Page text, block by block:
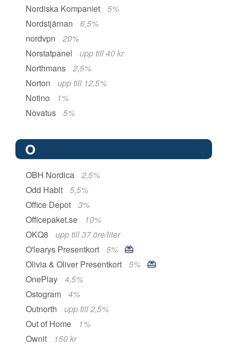
Nordiska Kompaniet
5%
Nordstjärnan
6,5%
nordvpn
20%
Norstatpanel
upp till 40 kr
Northmans
2,5%
Norton
upp till 12,5%
Notino
1%
Novatus
5%
O
OBH Nordica
2,5%
Odd Habit
5,5%
Office Depot
3%
Officepaket.se
10%
OKQ8
upp till 37 öre/liter
O'learys Presentkort
5%
Olivia & Oliver Presentkort
5%
OnePlay
4,5%
Ostogram
4%
Outnorth
upp till 2,5%
Out of Home
1%
Ownit
150 kr